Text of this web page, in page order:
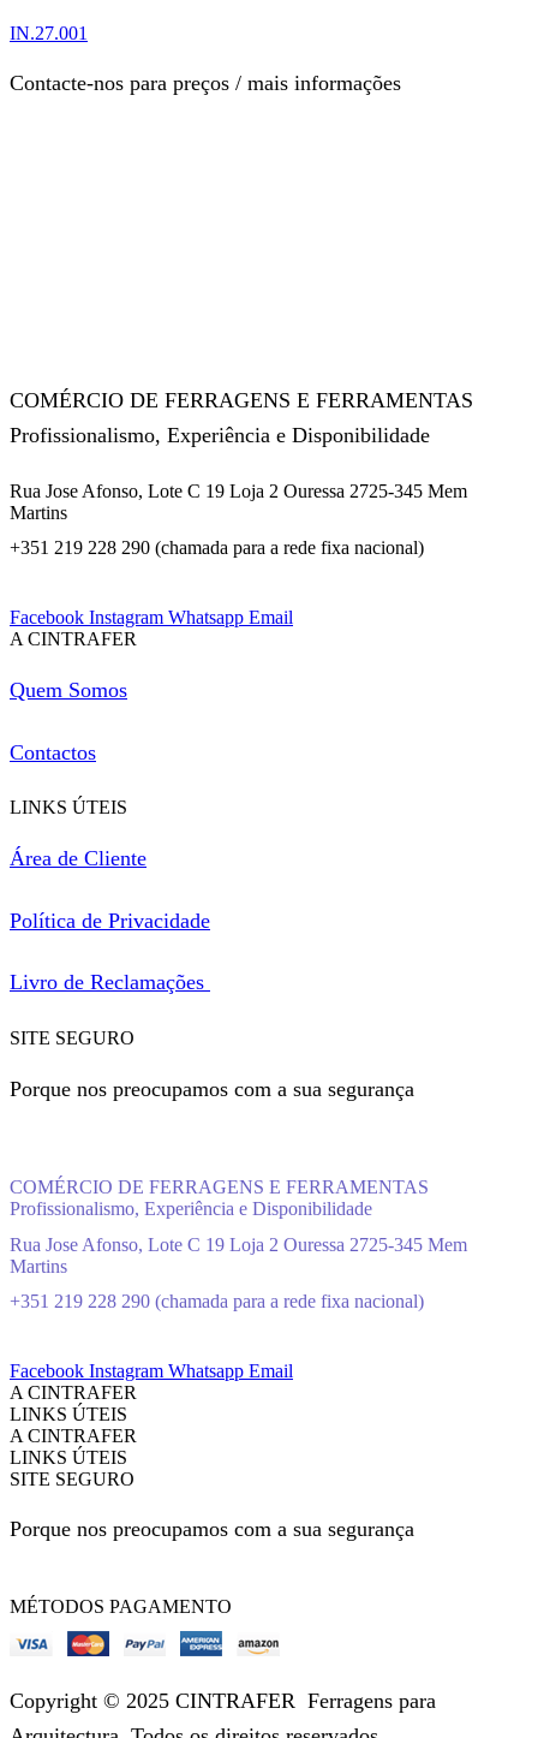
IN.27.001
Contacte-nos para preços / mais informações
COMÉRCIO DE FERRAGENS E FERRAMENTAS
Profissionalismo, Experiência e Disponibilidade
Rua Jose Afonso, Lote C 19 Loja 2 Ouressa 2725-345 Mem
Martins
+351 219 228 290 (chamada para a rede fixa nacional)
Facebook Instagram Whatsapp Email
A CINTRAFER
Quem Somos
Contactos
LINKS ÚTEIS
Área de Cliente
Política de Privacidade
Livro de Reclamações
SITE SEGURO
Porque nos preocupamos com a sua segurança
COMÉRCIO DE FERRAGENS E FERRAMENTAS
Profissionalismo, Experiência e Disponibilidade
Rua Jose Afonso, Lote C 19 Loja 2 Ouressa 2725-345 Mem
Martins
+351 219 228 290 (chamada para a rede fixa nacional)
Facebook Instagram Whatsapp Email
A CINTRAFER
LINKS ÚTEIS
A CINTRAFER
LINKS ÚTEIS
SITE SEGURO
Porque nos preocupamos com a sua segurança
MÉTODOS PAGAMENTO
Copyright © 2025 CINTRAFER Ferragens para